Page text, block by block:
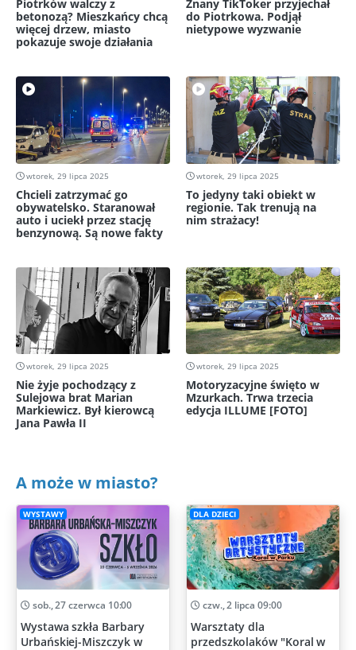
Piotrków walczy z
betonozą? Mieszkańcy chcą
więcej drzew, miasto
pokazuje swoje działania
Znany TikToker przyjechał
do Piotrkowa. Podjął
nietypowe wyzwanie
wtorek, 29 lipca 2025
Chcieli zatrzymać go
obywatelsko. Staranował
auto i uciekł przez stację
benzynową. Są nowe fakty
wtorek, 29 lipca 2025
To jedyny taki obiekt w
regionie. Tak trenują na
nim strażacy!
wtorek, 29 lipca 2025
Nie żyje pochodzący z
Sulejowa brat Marian
Markiewicz. Był kierowcą
Jana Pawła II
wtorek, 29 lipca 2025
Motoryzacyjne święto w
Mzurkach. Trwa trzecia
edycja ILLUME [FOTO]
A może w miasto?
WYSTAWY
sob., 27 czerwca 10:00
Wystawa szkła Barbary
Urbańskiej-Miszczyk w
DLA DZIECI
czw., 2 lipca 09:00
Warsztaty dla
przedszkolaków "Koral w